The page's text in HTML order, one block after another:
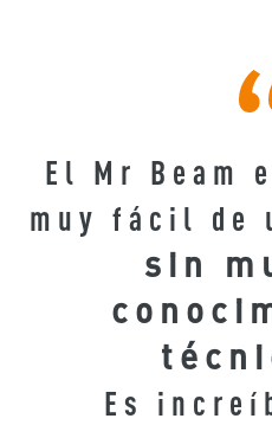
El Mr Beam
muy fácil de
sin
Es